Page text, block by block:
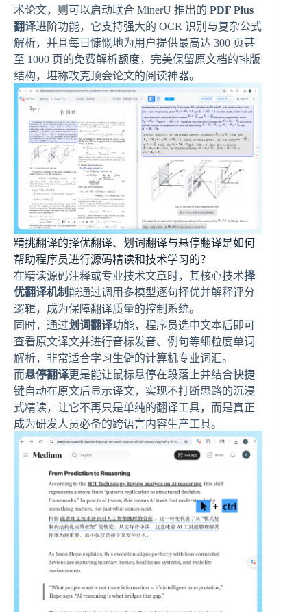
术论文，则可以启动联合 MinerU 推出的 PDF Plus
翻译进阶功能，它支持强大的 OCR 识别与复杂公式
解析，并且每日慷慨地为用户提供最高达 300 页甚
至 1000 页的免费解析额度，完美保留原文档的排版
结构，堪称攻克顶会论文的阅读神器。
精挑翻译的择优翻译、划词翻译与悬停翻译是如何
帮助程序员进行源码精读和技术学习的？
在精读源码注释或专业技术文章时，其核心技术择
优翻译机制 能通过调用多模型逐句择优并解释评分
逻辑，成为保障翻译质量的控制系统。
同时，通过划词翻译功能，程序员选中文本后即可
查看原文译文并进行音标发音、例句等细粒度单词
解析，非常适合学习生僻的计算机专业词汇。
而悬停翻译更是能让鼠标悬停在段落上并结合快捷
键自动在原文后显示译文，实现不打断思路的沉浸
式精读，让它不再只是单纯的翻译工具，而是真正
成为研发人员必备的跨语言内容生产工具。